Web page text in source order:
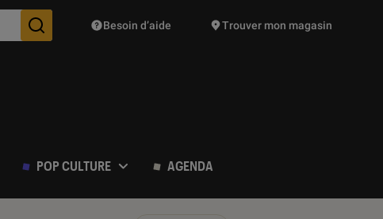
Des suggestions de produits vont vous être proposées
Besoin d’aide Trouver mon magasin
POP CULTURE AGENDA